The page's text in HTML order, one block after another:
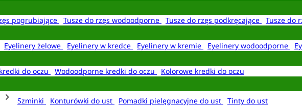
pogrubiające Tusze do rzęs wodoodporne Tusze do rzęs podkręcające Tusze do
Eyelinery żelowe Eyelinery w kredce Eyelinery w kremie Eyelinery wodoodporne
do oczu Wodoodporne kredki do oczu
Kolorowe kredki do oczu
Szminki Konturówki do ust Pomadki pielęgnacyjne do ust
Tinty do ust